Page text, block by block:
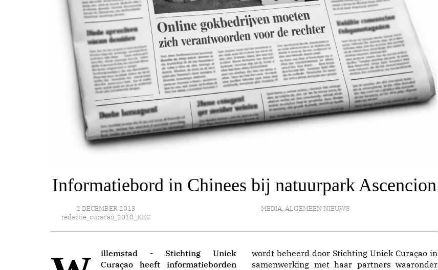
Informatiebord in Chinees bij natuurpark Ascencion
2 DECEMBER 2013
redactie_curacao_2010_KKC
MEDIA, ALGEMEEN NIEUWS
Willemstad -
Stichting Uniek
Curaçao heeft informatieborden
wordt beheerd door Stichting Uniek Curaçao in
samenwerking met haar partners waaronder